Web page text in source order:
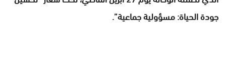
جودة الحياة: مسؤولية جماعية”.